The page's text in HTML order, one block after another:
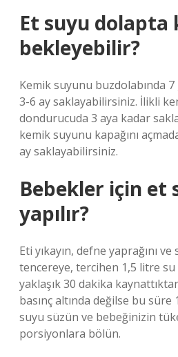
Et suyu dolapta
bekleyebilir?
Kemik suyunu buzdolabında
3-6 ay saklayabilirsiniz. İlikli
dondurucuda 3 aya kadar
kemik suyunu kapağını
ay saklayabilirsiniz.
Bebekler için et
yapılır?
Eti yıkayın, defne yaprağını
tencereye, tercihen 1,5 litre su
yaklaşık 30 dakika
basınç altında değilse bu
suyu süzün ve bebeğinizin
porsiyonlara bölün.